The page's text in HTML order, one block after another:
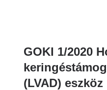
GOKI 1/2020
(LVAD)